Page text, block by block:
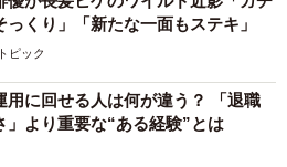
っくり」「新たな一面もステキ」
ピック
用に回せる人は何が違う？ 「退職
」より重要な“ある経験”とは